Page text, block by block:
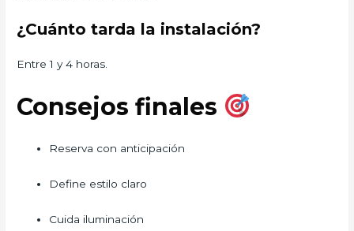
¿Cuánto tarda la instalación?
Entre 1 y 4 horas.
Consejos finales
Reserva con anticipación
Define estilo claro
Cuida iluminación